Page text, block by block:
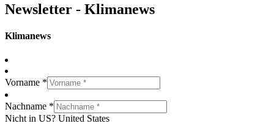
Newsletter - Klimanews
Klimanews
Vorname *
Nachname *
Nicht in US? United States